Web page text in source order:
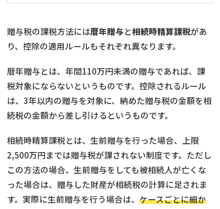
贈与税の課税方法には暦年贈与と相続時精算課税があ
り、控除の適用ルールもそれぞれ異なります。
暦年贈与とは、年間110万円未満の贈与であれば、課
税対象にならないというものです。控除されるルール
は、3年以内の贈与を対象に、納めた贈与税の金額を相
続税の金額から差し引けるというものです。
相続時精算課税とは、生前贈与を行った場合、上限
2,500万円までは贈与税が課されない制度です。ただし
この方法の場合、生前贈与をしても被相続人が亡くな
った場合は、贈与した財産が相続税の計算に足されま
す。実際に生前贈与を行う場合は、 ケースごとに細か